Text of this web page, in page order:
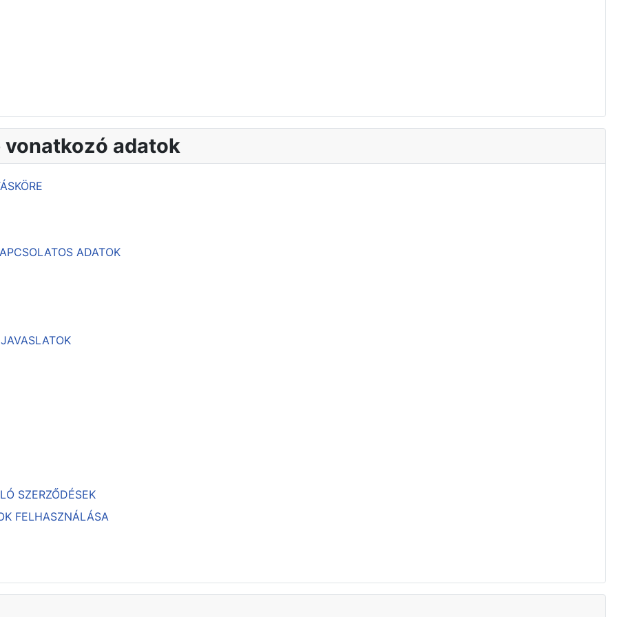
vonatkozó adatok
ADATOK
SZERZŐDÉSEK
FELHASZNÁLÁSA